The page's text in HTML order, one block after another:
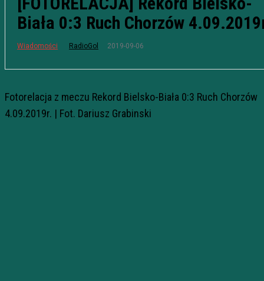
Biała 0:3 Ruch Chorzów
Wiadomości RadioGol 2019-09-06
Fotorelacja z meczu Rekord Bielsko-Biała 0:3 Ruch Chorzów
4.09.2019r. | Fot. Dariusz Grabinski